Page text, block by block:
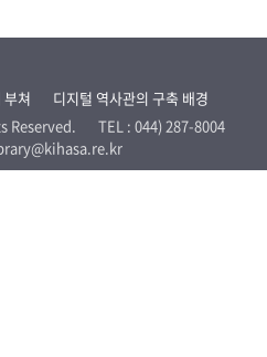
부쳐
디지털 역사관의 구축 배경
Reserved.
TEL : 044) 287-8004